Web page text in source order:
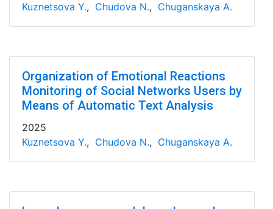
Kuznetsova Y., Chudova N., Chuganskaya A.
Organization of Emotional Reactions
Monitoring of Social Networks Users by
Means of Automatic Text Analysis
2025
Kuznetsova Y., Chudova N., Chuganskaya A.